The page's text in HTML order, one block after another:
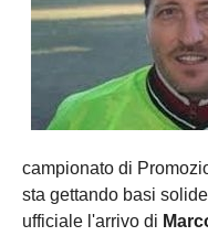
campionato di
sta gettando basi
ufficiale l'arrivo di